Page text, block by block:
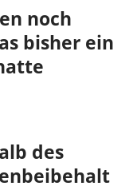
noch
bisher ein
des